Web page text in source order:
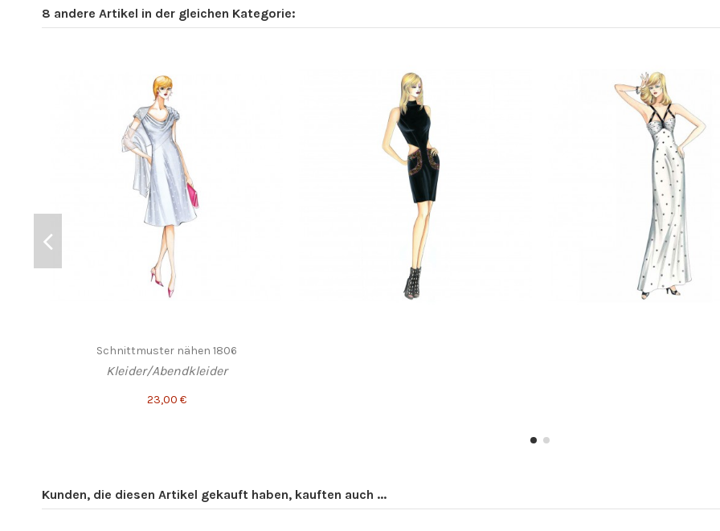
8 andere Artikel in der gleichen Kategorie:
Schnittmuster nähen 1806
Kleider/Abendkleider
23,00 €
Kunden, die diesen Artikel gekauft haben, kauften auch ...